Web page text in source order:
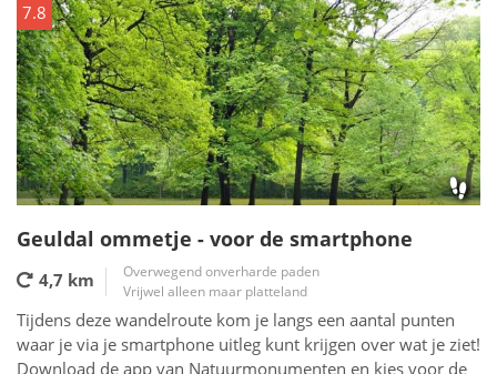
7.8
Geuldal ommetje - voor de smartphone
4,7 km
Overwegend onverharde paden
Vrijwel alleen maar platteland
Tijdens deze wandelroute kom je langs een aantal punten
waar je via je smartphone uitleg kunt krijgen over wat je ziet!
Download de app van Natuurmonumenten en kies voor de